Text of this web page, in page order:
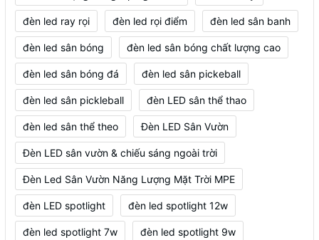
đèn led ray rọi đèn led rọi điểm đèn led sân banh
đèn led sân bóng đèn led sân bóng chất lượng cao
đèn led sân bóng đá đèn led sân pickeball
đèn led sân pickleball đèn LED sân thể thao
đèn led sân thể theo Đèn LED Sân Vườn
Đèn LED sân vườn & chiếu sáng ngoài trời
Đèn Led Sân Vườn Năng Lượng Mặt Trời MPE
đèn LED spotlight đèn led spotlight 12w
đèn led spotlight 7w đèn led spotlight 9w